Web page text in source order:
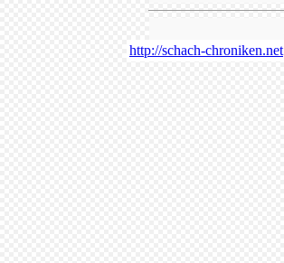
http://schach-chroniken.net